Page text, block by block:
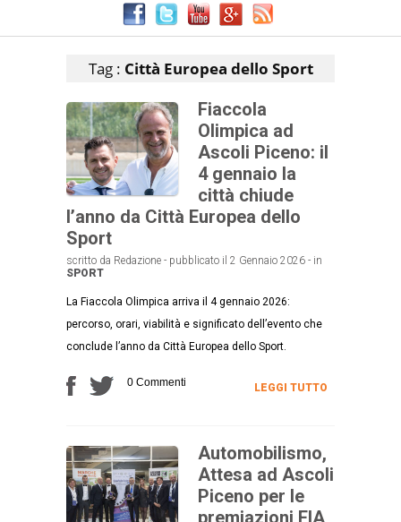
Tag : Città Europea dello Sport
Fiaccola
Olimpica ad
Ascoli Piceno: il
4 gennaio la
città chiude
l’anno da Città Europea dello
Sport
scritto da Redazione - pubblicato il 2 Gennaio 2026 - in
SPORT
La Fiaccola Olimpica arriva il 4 gennaio 2026:
percorso, orari, viabilità e significato dell’evento che
conclude l’anno da Città Europea dello Sport.
0 Commenti LEGGI TUTTO
Automobilismo,
Attesa ad Ascoli
Piceno per le
premiazioni FIA